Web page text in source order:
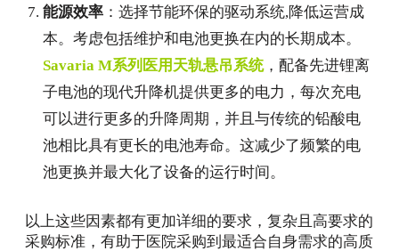
能源效率 ：选择节能环保的驱动系统,降低运营成
本。考虑包括维护和电池更换在内的长期成本。
Savaria M系列医用天轨悬吊系统，配备先进锂离
子电池的现代升降机提供更多的电力，每次充电
可以进行更多的升降周期，并且与传统的铅酸电
池相比具有更长的电池寿命。这减少了频繁的电
池更换并最大化了设备的运行时间。
以上这些因素都有更加详细的要求，复杂且高要求的
采购标准，有助于医院采购到最适合自身需求的高质